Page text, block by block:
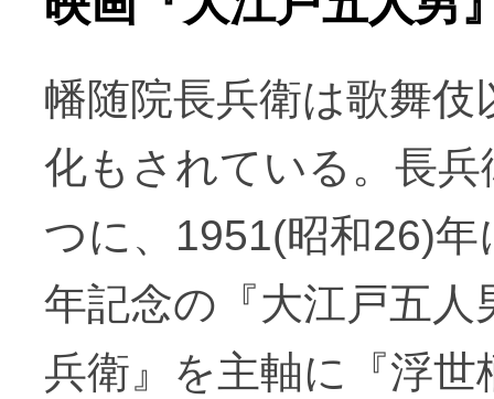
幡随院長兵衛は歌舞
化もされている。長
つに、1951(昭和26)
年記念の『大江戸五
兵衛』を主軸に『浮